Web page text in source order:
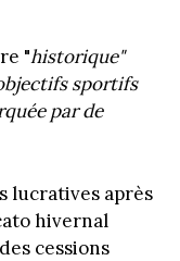
"historique"
sportifs
par de
lucratives après
hivernal
cessions